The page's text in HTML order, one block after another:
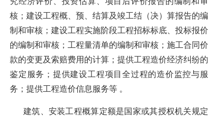
核；建设工程概、预、结算及竣工结（决）算报告的编
制和审核；建设工程实施阶段工程招标标底、投标报价
的编制和审核；工程量清单的编制和审核；施工合同价
款的变更及索赔费用的计算；提供工程造价经济纠纷的
鉴定服务；提供建设工程项目全过程的造价监控与服
务；提供工程造价信息服务等 。
建筑、安装工程概算定额是国家或其授权机关规定